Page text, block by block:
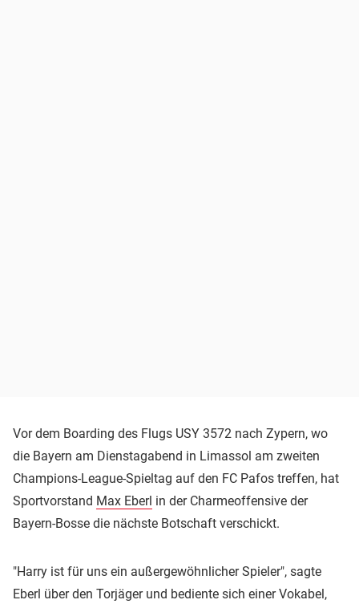
Vor dem Boarding des Flugs USY 3572 nach Zypern, wo
die Bayern am Dienstagabend in Limassol am zweiten
Champions-League-Spieltag auf den FC Pafos treffen, hat
Sportvorstand Max Eberl in der Charmeoffensive der
Bayern-Bosse die nächste Botschaft verschickt.
"Harry ist für uns ein außergewöhnlicher Spieler", sagte
Eberl über den Torjäger und bediente sich einer Vokabel,